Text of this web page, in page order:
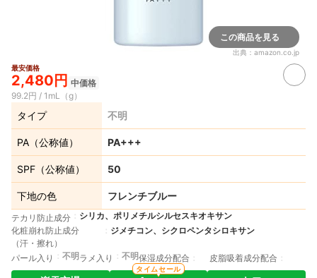
この商品を見る
出典： amazon.co.jp
最安価格
2,480円 中価格
99.2円 / 1mL（g）
タイプ 不明
PA（公称値） PA+++
SPF（公称値） 50
下地の色 フレンチブルー
テカリ防止成分
シリカ、ポリメチルシルセスキオキサン
化粧崩れ防止成分
（汗・擦れ）
ジメチコン、シクロペンタシロキサン
パール入り 不明 ラメ入り 不明保湿成分配合 皮脂吸着成分配合
タイムセール